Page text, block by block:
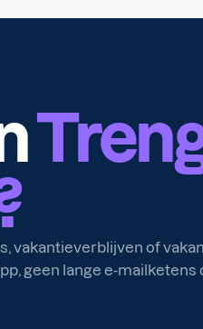
vakantieverblijven of
geen lange e-mailketens